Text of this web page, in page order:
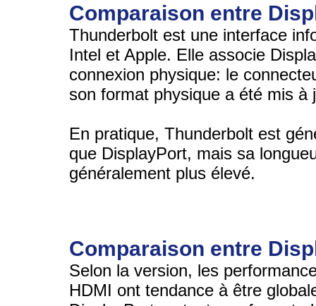
Comparaison entre
Thunderbolt est une interface
Intel et Apple. Elle associe
connexion physique: le
son format physique a été mis
En pratique, Thunderbolt est
que DisplayPort, mais sa
généralement plus élevé.
Comparaison entre
Selon la version, les
HDMI ont tendance à être